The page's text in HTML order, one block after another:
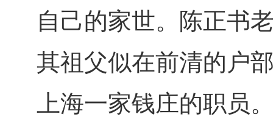
自己的家世。陈正书
其祖父似在前清的户
上海一家钱庄的职员